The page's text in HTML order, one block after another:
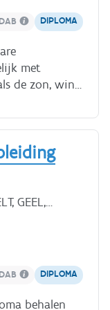
DIPLOMA
met
de zon, wind,
zorgen
omgezet
warmte,
grondstoffen
energie.
met deze
aan de
GEEL,
SINT-
DIPLOMA
behalen